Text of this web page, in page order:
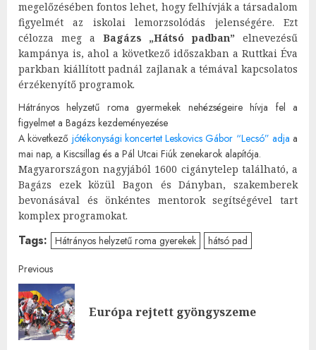
megelőzésében fontos lehet, hogy felhívják a társadalom
figyelmét az iskolai lemorzsolódás jelenségére. Ezt
célozza meg a Bagázs „Hátsó padban” elnevezésű
kampánya is, ahol a következő időszakban a Ruttkai Éva
parkban kiállított padnál zajlanak a témával kapcsolatos
érzékenyítő programok.
Hátrányos helyzetű roma gyermekek nehézségeire hívja fel a
figyelmet a Bagázs kezdeményezése
A következő jótékonysági koncertet Leskovics Gábor “Lecsó” adja a
mai nap, a Kiscsillag és a Pál Utcai Fiúk zenekarok alapítója.
Magyarországon nagyjából 1600 cigánytelep található, a
Bagázs ezek közül Bagon és Dányban, szakemberek
bevonásával és önkéntes mentorok segítségével tart
komplex programokat.
Tags: Hátrányos helyzetű roma gyerekek hátsó pad
Post
navigation
Previous
Európa rejtett gyöngyszeme